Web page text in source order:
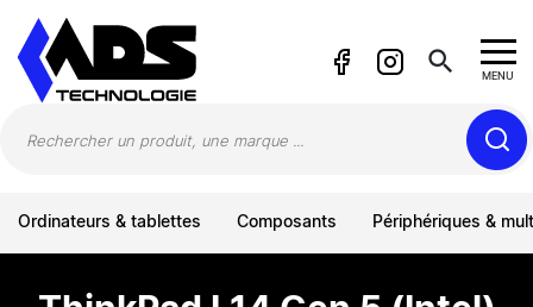
search MENU
Ordinateurs & tablettes Composants Périphériques &